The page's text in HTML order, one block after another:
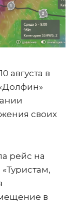
августа в
своих
рейс на
в